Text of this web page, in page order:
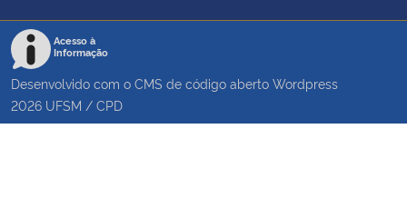
Acesso à
Informação
Desenvolvido com o CMS de código aberto Wordpress
2026 UFSM / CPD